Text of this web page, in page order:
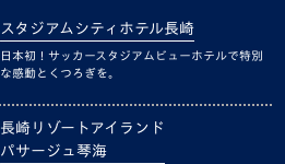
スタジアムシティホテル長崎
日本初！サッカースタジアムビューホテルで特別
な感動とくつろぎを。
長崎リゾートアイランド
パサージュ琴海